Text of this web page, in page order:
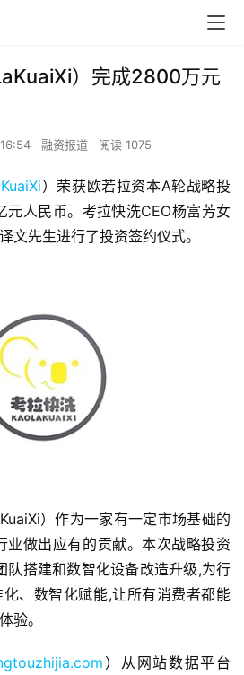
）完成2800万元
融资报道 阅读 1075
）荣获欧若拉资本A轮战略投
人民币。考拉快洗CEO杨富芳女
文先生进行了投资签约仪式。
）作为一家有一定市场基础的
业做出应有的贡献。本次战略投资
搭建和数智化设备改造升级,为行
、数智化赋能,让所有消费者都能
验。
）从网站数据平台